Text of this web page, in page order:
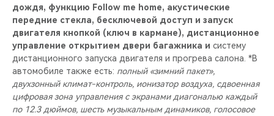
дождя, функцию Follow me home, акустические
передние стекла, бесключевой доступ и запуск
двигателя кнопкой (ключ в кармане), дистанционное
управление открытием двери багажника и систему
дистанционного запуска двигателя и прогрева салона. *В
автомобиле также есть: полный «зимний пакет»,
двухзонный климат-контроль, ионизатор воздуха, сдвоенная
цифровая зона управления с экранами диагональю каждый
по 12.3 дюймов, шесть музыкальным динамиков, голосовое